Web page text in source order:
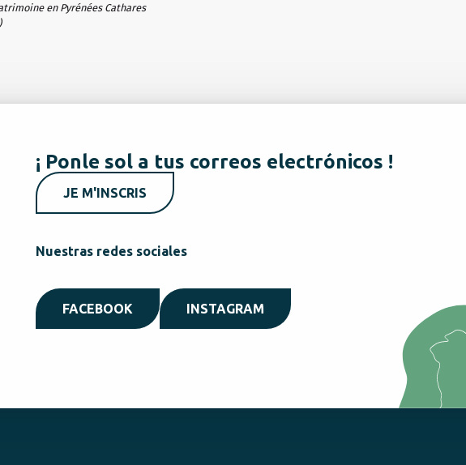
en Pyrénées Cathares
¡ Ponle sol a tus correos electrónicos !
JE M'INSCRIS
Nuestras redes sociales
FACEBOOK INSTAGRAM